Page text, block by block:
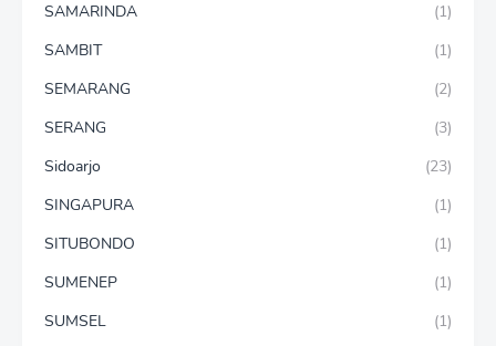
SAMARINDA
(1)
SAMBIT
(1)
SEMARANG
(2)
SERANG
(3)
Sidoarjo
(23)
SINGAPURA
(1)
SITUBONDO
(1)
SUMENEP
(1)
SUMSEL
(1)